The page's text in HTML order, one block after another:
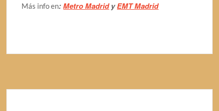
Más info en:Metro MadridyEMT Madrid